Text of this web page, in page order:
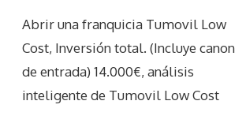
Abrir una franquicia Tumovil Low
Cost, Inversión total. (Incluye canon
de entrada) 14.000€, análisis
inteligente de Tumovil Low Cost